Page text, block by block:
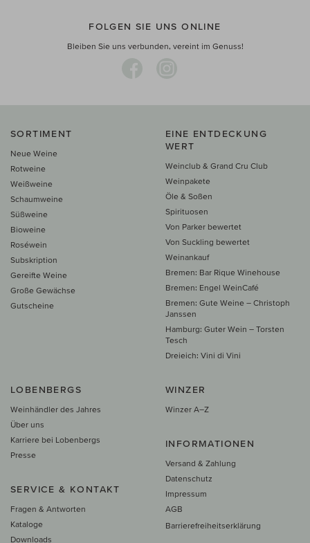
FOLGEN SIE UNS ONLINE
Bleiben Sie uns verbunden, vereint im Genuss!
SORTIMENT
Neue Weine
Rotweine
Weißweine
Schaumweine
Süßweine
Bioweine
Roséwein
Subskription
Gereifte Weine
Große Gewächse
Gutscheine
EINE ENTDECKUNG
WERT
Weinclub & Grand Cru Club
Weinpakete
Öle & Soßen
Spirituosen
Von Parker bewertet
Von Suckling bewertet
Weinankauf
Bremen: Bar Rique Winehouse
Bremen: Engel WeinCafé
Bremen: Gute Weine – Christoph
Janssen
Hamburg: Guter Wein – Torsten
Tesch
Dreieich: Vini di Vini
LOBENBERGS
Weinhändler des Jahres
Über uns
Karriere bei Lobenbergs
Presse
SERVICE & KONTAKT
Fragen & Antworten
Kataloge
Downloads
WINZER
Winzer A–Z
INFORMATIONEN
Versand & Zahlung
Datenschutz
Impressum
AGB
Barrierefreiheitserklärung